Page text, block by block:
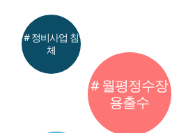
# 월평정수장
용출수
# 정비사업 침
체